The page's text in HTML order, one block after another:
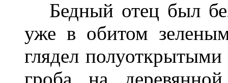
Бедный отец был
уже в обитом
глядел